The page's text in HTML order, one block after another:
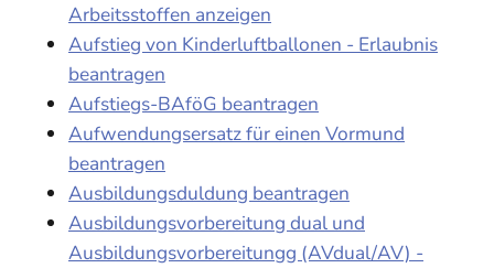
Arbeitsstoffen anzeigen
Aufstieg von Kinderluftballonen - Erlaubnis
beantragen
Aufstiegs-BAföG beantragen
Aufwendungsersatz für einen Vormund
beantragen
Ausbildungsduldung beantragen
Ausbildungsvorbereitung dual und
Ausbildungsvorbereitungg (AVdual/AV) -